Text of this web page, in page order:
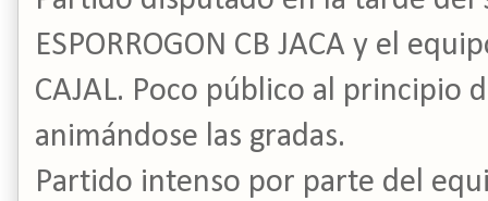
ESPORROGON CB JACA y el
CAJAL. Poco público al principio
animándose las gradas.
Partido intenso por parte del